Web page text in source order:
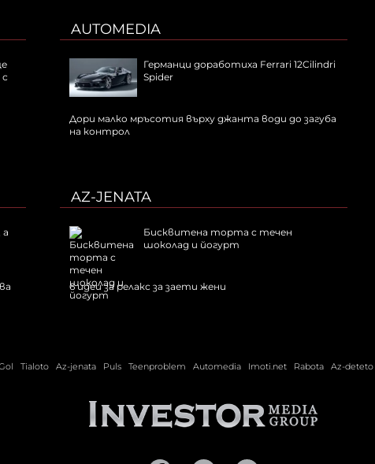
AUTOMEDIA
Германци доработиха Ferrari 12Cilindri
Spider
Дори малко мръсотия върху джанта води до загуба
на контрол
а
AZ-JENATA
Бисквитена торта с течен
шоколад и йогурт
6 идеи за релакс за заети жени
Tialoto Az-jenata Puls Teenproblem Automedia Imoti.net Rabota Az-deteto